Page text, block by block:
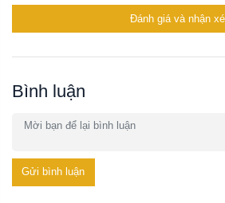
Đánh giá và nhận
Bình luận
Gửi bình luận